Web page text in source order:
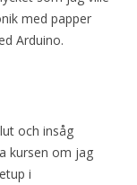
med papper
Arduino.
och insåg
kursen om jag
i